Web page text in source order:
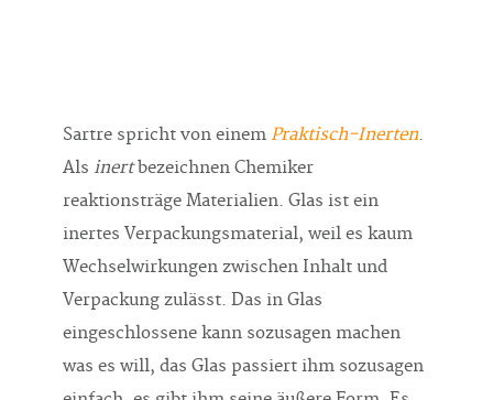
Sartre spricht von einemPraktisch-Inerten.
Als inertbezeichnen Chemiker
reaktionsträge Materialien. Glas ist ein
inertes Verpackungsmaterial, weil es kaum
Wechselwirkungen zwischen Inhalt und
Verpackung zulässt. Das in Glas
eingeschlossene kann sozusagen machen
was es will, das Glas passiert ihm sozusagen